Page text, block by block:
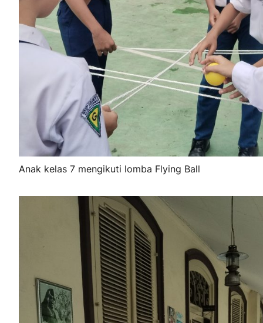
Anak kelas 7 mengikuti lomba Flying Ball